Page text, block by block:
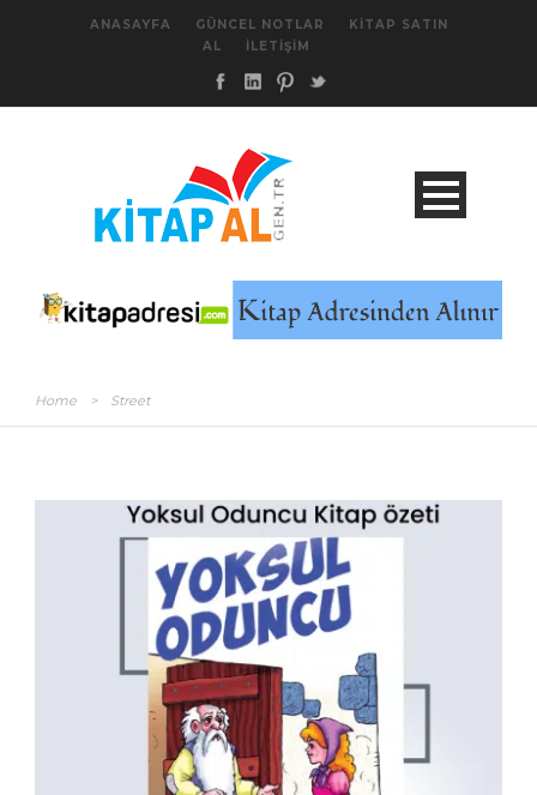
ANASAYFA GÜNCEL NOTLAR
KITAP SATIN
AL
İLETIŞIM
Home > Street